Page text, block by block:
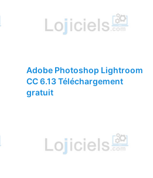
Adobe Photoshop Lightroom
CC 6.13 Téléchargement
gratuit